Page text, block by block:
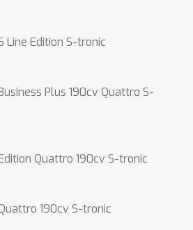
Line Edition S-tronic
Plus 190cv Quattro S-
Quattro 190cv S-tronic
190cv S-tronic